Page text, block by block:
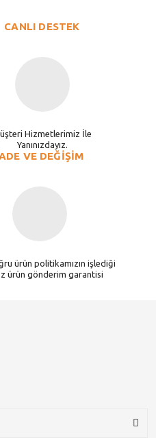
CANLI DESTEK
Hizmetlerimiz İle
Yanınızdayız.
VE DEĞİŞİM
ürün politikamızın işlediği
ürün gönderim garantisi